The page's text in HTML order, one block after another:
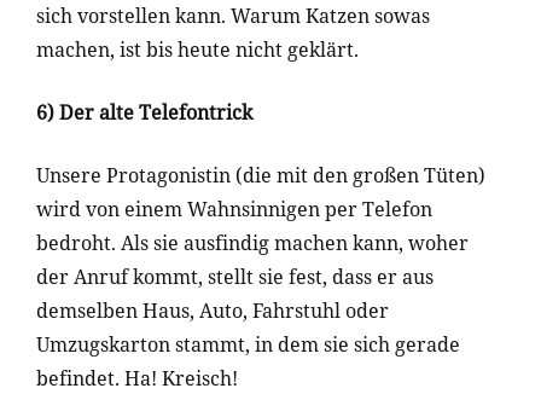
sich vorstellen kann. Warum Katzen sowas
machen, ist bis heute nicht geklärt.
6) Der alte Telefontrick
Unsere Protagonistin (die mit den großen Tüten)
wird von einem Wahnsinnigen per Telefon
bedroht. Als sie ausfindig machen kann, woher
der Anruf kommt, stellt sie fest, dass er aus
demselben Haus, Auto, Fahrstuhl oder
Umzugskarton stammt, in dem sie sich gerade
befindet. Ha! Kreisch!